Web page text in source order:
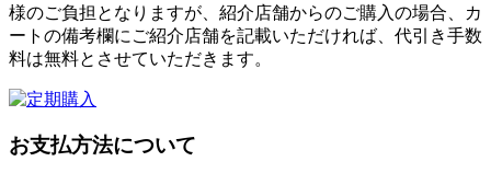
様のご負担となりますが、紹介店舗からのご購入の場合、カ
ートの備考欄にご紹介店舗を記載いただければ、代引き手数
料は無料とさせていただきます。
お支払方法について